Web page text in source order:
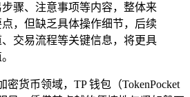
骤、注意事项等内容，整体来
，但缺乏具体操作细节，后续
交易流程等关键信息，将更具
密货币领域，TP 钱包（TokenPocket